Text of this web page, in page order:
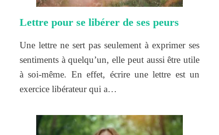
Lettre pour se libérer de ses peurs
Une lettre ne sert pas seulement à exprimer ses
sentiments à quelqu’un, elle peut aussi être utile
à soi-même. En effet, écrire une lettre est un
exercice libérateur qui a…